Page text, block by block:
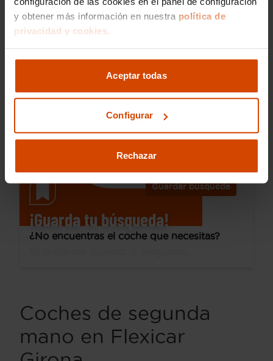
y obtener más información en nuestra política de
privacidad y cookies.
Aceptar todas
Configurar
Rechazar
Desde 202 € /mes*
Renault Clio
Zen TCe GPF 96 kW (130CV) EDC
2020
80.000 km
Automática
Girona
Guardar búsqueda
¡Guarda tu búsqueda!
¿No encuentras el coche que necesitas?
Coches de segunda
mano en Flexicar